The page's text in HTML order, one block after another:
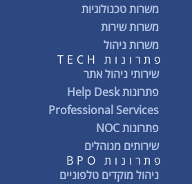
משרות טכנולוגיות
משרות שירות
משרות ניהול
פתרונות TECH
שירותי ניהול אתר
פתרונות Help Desk
Professional Services
פתרונות NOC
שירותים מנוהלים
פתרונות BPO
ניהול מוקדים טלפוניים